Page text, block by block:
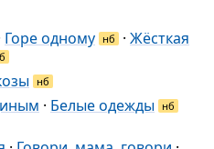
Горе одному нб · Жёсткая
нб
· Белые одежды нб